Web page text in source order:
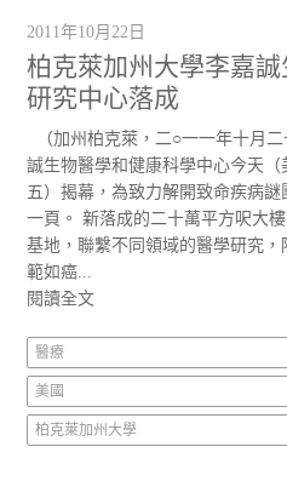
2011年10月22日
柏克萊加州大學李嘉
研究中心落成
（加州柏克萊，二○一一年十月
誠生物醫學和健康科學中心今天
五）揭幕，為致力解開致命疾病
一頁。 新落成的二十萬平方呎大
基地，聯繫不同領域的醫學研究
範如癌...
閱讀全文
醫療
美國
柏克萊加州大學